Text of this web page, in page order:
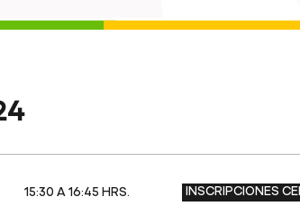
15:30 A 16:45 HRS. INSCRIPCIONES